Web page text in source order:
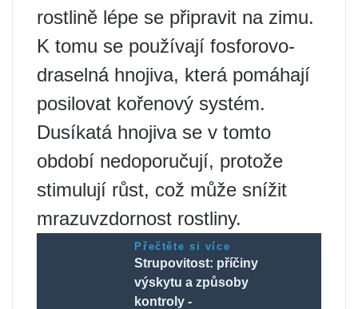
rostlině lépe se připravit na zimu.
K tomu se používají fosforovo-
draselná hnojiva, která pomáhají
posilovat kořenový systém.
Dusíkatá hnojiva se v tomto
období nedoporučují, protože
stimulují růst, což může snížit
mrazuvzdornost rostliny.
Přečtěte si více
Strupovitost: příčiny
výskytu a způsoby
kontroly -